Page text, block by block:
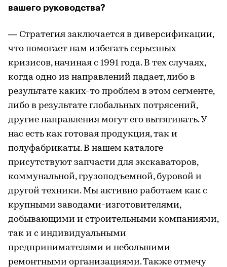
вашего руководства?
— Стратегия заключается в диверсификации,
что помогает нам избегать серьезных
кризисов, начиная с 1991 года. В тех случаях,
когда одно из направлений падает, либо в
результате каких-то проблем в этом сегменте,
либо в результате глобальных потрясений,
другие направления могут его вытягивать. У
нас есть как готовая продукция, так и
полуфабрикаты. В нашем каталоге
присутствуют запчасти для экскаваторов,
коммунальной, грузоподъемной, буровой и
другой техники. Мы активно работаем как с
крупными заводами-изготовителями,
добывающими и строительными компаниями,
так и с индивидуальными
предпринимателями и небольшими
ремонтными организациями. Также отмечу